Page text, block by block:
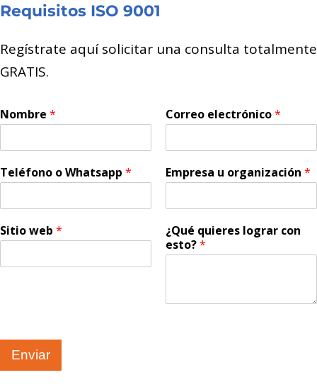
Requisitos ISO 9001
Regístrate aquí solicitar una consulta totalmente
GRATIS.
Nombre * Correo electrónico*
Teléfono o Whatsapp * Empresa u organización *
Sitio web *
¿Qué quieres lograr con
esto?*
Enviar